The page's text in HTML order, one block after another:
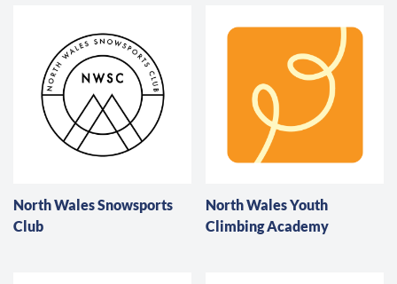
North Wales Snowsports
Club
North Wales Youth
Climbing Academy